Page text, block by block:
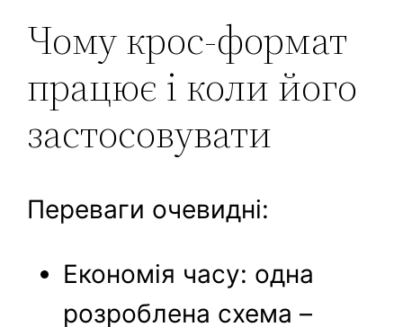
Чому крос-формат
працює і коли його
застосовувати
Переваги очевидні:
Економія часу: одна
розроблена схема –